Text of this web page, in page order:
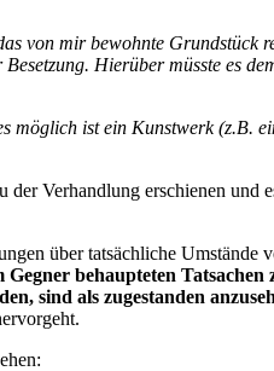
von mir bewohnte Grundstück
Hierüber müsste es
möglich ist ein Kunstwerk (z.B.
Verhandlung erschienen und
über tatsächliche Umstände
behaupteten Tatsachen
sind als zugestanden